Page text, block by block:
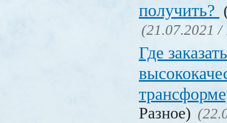
получить?
(21.07.2021 /
Где заказать
Разное)